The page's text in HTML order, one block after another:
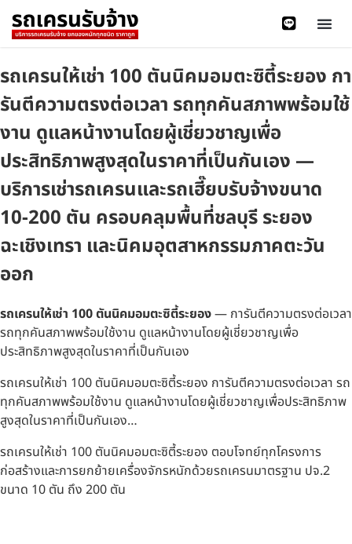
รถเครนให้เช่า 100 ตันนิคมอมตะซิตี้ระยอง กา
รันตีความตรงต่อเวลา รถทุกคันสภาพพร้อมใช้
งาน ดูแลหน้างานโดยผู้เชี่ยวชาญเพื่อ
ประสิทธิภาพสูงสุดในราคาที่เป็นกันเอง —
บริการเช่ารถเครนและรถเฮี๊ยบรับจ้างขนาด
10-200 ตัน ครอบคลุมพื้นที่ชลบุรี ระยอง
ฉะเชิงเทรา และนิคมอุตสาหกรรมภาคตะวัน
ออก
รถเครนให้เช่า 100 ตันนิคมอมตะซิตี้ระยอง— การันตีความตรงต่อเวลา
รถทุกคันสภาพพร้อมใช้งาน ดูแลหน้างานโดยผู้เชี่ยวชาญเพื่อ
ประสิทธิภาพสูงสุดในราคาที่เป็นกันเอง
รถเครนให้เช่า 100 ตันนิคมอมตะซิตี้ระยอง การันตีความตรงต่อเวลา รถ
ทุกคันสภาพพร้อมใช้งาน ดูแลหน้างานโดยผู้เชี่ยวชาญเพื่อประสิทธิภาพ
สูงสุดในราคาที่เป็นกันเอง…
รถเครนให้เช่า 100 ตันนิคมอมตะซิตี้ระยอง ตอบโจทย์ทุกโครงการ
ก่อสร้างและการยกย้ายเครื่องจักรหนักด้วยรถเครนมาตรฐาน ปจ.2
ขนาด 10 ตัน ถึง 200 ตัน